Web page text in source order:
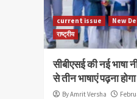
current issue New
राष्ट्रीय
सीबीएसई की नई भाषा
से तीन भाषाएं पढ़ना
By Amrit Versha